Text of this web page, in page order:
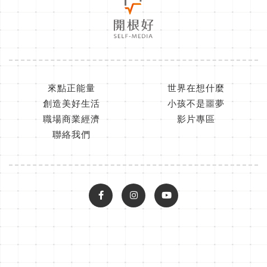
來點正能量
世界在想什麼
創造美好生活
小孩不是噩夢
職場商業經濟
影片專區
聯絡我們